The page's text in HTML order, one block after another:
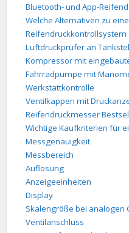
Bluetooth- und App-
Welche Alternativen zu
Reifendruckkontrollsystem
Luftdruckprüfer an
Kompressor mit
Fahrradpumpe mit
Werkstattkontrolle
Ventilkappen mit
Reifendruckmesser
Wichtige Kaufkriterien für
Messgenauigkeit
Messbereich
Auflösung
Anzeigeeinheiten
Display
Skalengröße bei analogen
Ventilanschluss